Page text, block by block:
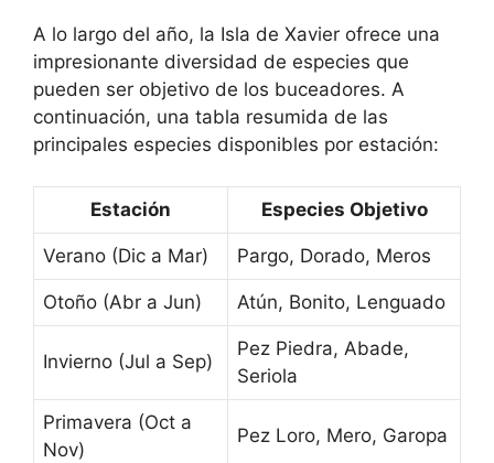
A lo largo del año, la Isla de Xavier ofrece una
impresionante diversidad de especies que
pueden ser objetivo de los buceadores. A
continuación, una tabla resumida de las
principales especies disponibles por estación:
Estación Especies Objetivo
Verano (Dic a Mar) Pargo, Dorado, Meros
Otoño (Abr a Jun) Atún, Bonito, Lenguado
Invierno (Jul a Sep)
Pez Piedra, Abade,
Seriola
Primavera (Oct a
Nov)
Pez Loro, Mero, Garopa